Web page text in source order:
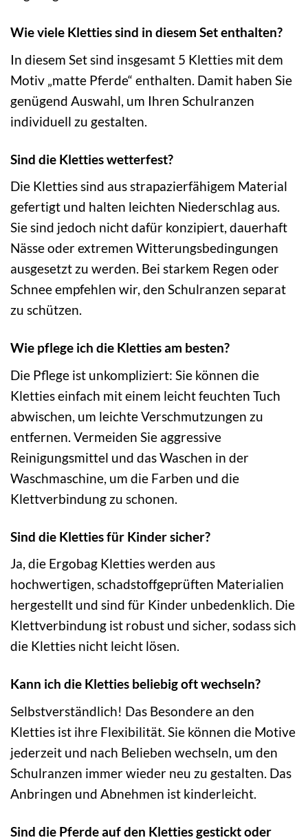
Wie viele Kletties sind in diesem Set enthalten?
In diesem Set sind insgesamt 5 Kletties mit dem
Motiv „matte Pferde“ enthalten. Damit haben Sie
genügend Auswahl, um Ihren Schulranzen
individuell zu gestalten.
Sind die Kletties wetterfest?
Die Kletties sind aus strapazierfähigem Material
gefertigt und halten leichten Niederschlag aus.
Sie sind jedoch nicht dafür konzipiert, dauerhaft
Nässe oder extremen Witterungsbedingungen
ausgesetzt zu werden. Bei starkem Regen oder
Schnee empfehlen wir, den Schulranzen separat
zu schützen.
Wie pflege ich die Kletties am besten?
Die Pflege ist unkompliziert: Sie können die
Kletties einfach mit einem leicht feuchten Tuch
abwischen, um leichte Verschmutzungen zu
entfernen. Vermeiden Sie aggressive
Reinigungsmittel und das Waschen in der
Waschmaschine, um die Farben und die
Klettverbindung zu schonen.
Sind die Kletties für Kinder sicher?
Ja, die Ergobag Kletties werden aus
hochwertigen, schadstoffgeprüften Materialien
hergestellt und sind für Kinder unbedenklich. Die
Klettverbindung ist robust und sicher, sodass sich
die Kletties nicht leicht lösen.
Kann ich die Kletties beliebig oft wechseln?
Selbstverständlich! Das Besondere an den
Kletties ist ihre Flexibilität. Sie können die Motive
jederzeit und nach Belieben wechseln, um den
Schulranzen immer wieder neu zu gestalten. Das
Anbringen und Abnehmen ist kinderleicht.
Sind die Pferde auf den Kletties gestickt oder